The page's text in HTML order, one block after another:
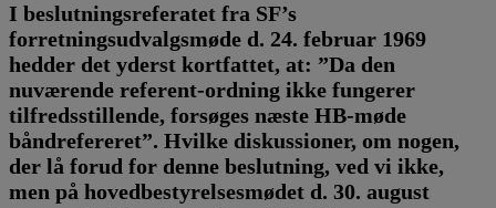
I beslutningsreferatet fra SF’s
forretningsudvalgsmøde d. 24. februar 1969
hedder det yderst kortfattet, at: ”Da den
nuværende referent-ordning ikke fungerer
tilfredsstillende, forsøges næste HB-møde
båndrefereret”. Hvilke diskussioner, om nogen,
der lå forud for denne beslutning, ved vi ikke,
men på hovedbestyrelsesmødet d. 30. august